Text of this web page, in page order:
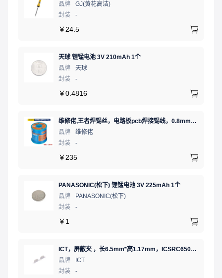
品牌
GJ(黄花高洁)
封装
-
￥ 24.5
天球 锂锰电池 3V 210mAh 1个
品牌
天球
封装
-
￥0.4816
维修佬,王者焊锡丝，电路板pcb焊接锡线，0.8mm800g,1个
品牌
维修佬
封装
-
￥ 235
PANASONIC(松下) 锂锰电池 3V 225mAh 1个
品牌
PANASONIC(松下)
封装
-
￥ 1
ICT，屏蔽夹 ，长6.5mm*高1.17mm，ICSRC6508-015SFR
品牌
ICT
封装
-